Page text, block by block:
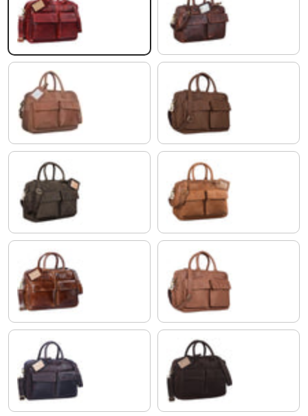
rosso florida - braun
cognac - hellbraun brasilia - braun
morino - braun modena - braun
antik - braun sattel-braun
ebenholz - braun matt - dunkelbraun